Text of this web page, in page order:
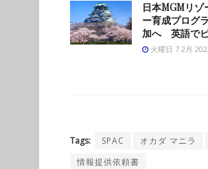
日本MGMリ
ー育成プログ
加へ 英語で
火曜日 7 2月
Tags: SPAC オカダ マニラ
情報提供依頼書